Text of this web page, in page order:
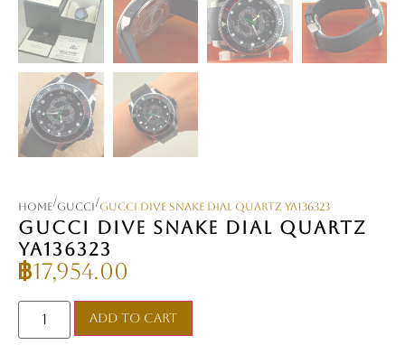
Home/Gucci/Gucci Dive Snake Dial Quartz YA136323
GUCCI DIVE SNAKE DIAL QUARTZ
YA136323
฿17,954.00
Add to cart